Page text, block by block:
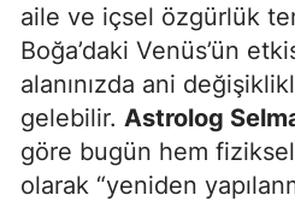
aile ve içsel özgürlük
Boğa’daki Venüs’ün
alanınızda ani
gelebilir. Astrolog
göre bugün hem
olarak “yeniden